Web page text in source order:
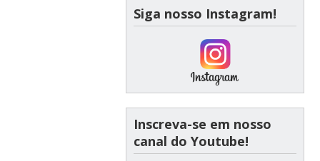
Siga nosso Instagram!
Inscreva-se em nosso
canal do Youtube!